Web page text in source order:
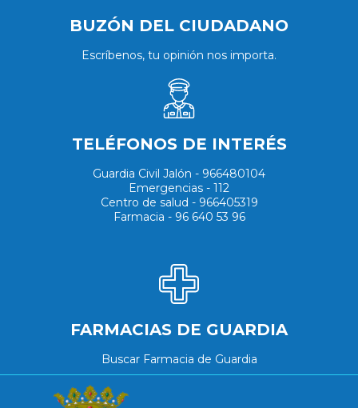
BUZÓN DEL CIUDADANO
Escríbenos, tu opinión nos importa.
TELÉFONOS DE INTERÉS
Guardia Civil Jalón - 966480104
Emergencias - 112
Centro de salud - 966405319
Farmacia - 96 640 53 96
FARMACIAS DE GUARDIA
Buscar Farmacia de Guardia